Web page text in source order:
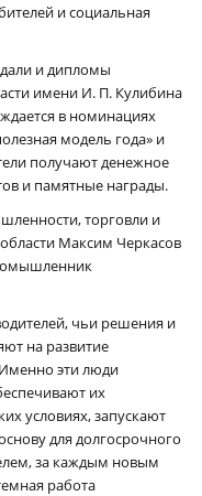
и социальная
и дипломы
имени И. П. Кулибина
в номинациях
модель года» и
получают денежное
и памятные награды.
торговли и
Максим Черкасов
чьи решения и
на развитие
эти люди
их
условиях, запускают
для долгосрочного
за каждым новым
работа